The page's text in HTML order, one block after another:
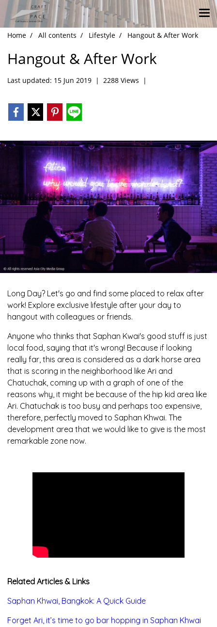
Home All contents Lifestyle Hangout & After Work
Hangout & After Work
Last updated: 15 Jun 2019 | 2288 Views |
Long Day? Let's go and find some placed to relax after
work! Explore exclusive lifestyle after your day to
hangout with colleagues or friends.
Anyone who thinks that Saphan Kwai's good stuff is just
local food, saying that it's wrong! Because if looking
really far, this area is considered as a dark horse area
that is scoring in the neighborhood like Ari and
Chatuchak, coming up with a graph of one of the
reasons why, it might be because of the hip kid area like
Ari. Chatuchak is too busy and perhaps too expensive,
therefore, perfectly moved to Saphan Khwai. The
development area that we would like to give is the most
remarkable zone now.
Related Articles & Links
Saphan Khwai, Bangkok: A Quick Guide
Forget Ari, it’s time to go bar hopping in Saphan Khwai